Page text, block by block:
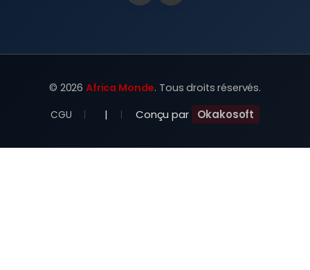
© 2026 Africa Monde. Tous droits réservés.
CGU | Conçu par Okakosoft